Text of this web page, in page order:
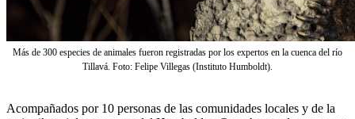
Más de 300 especies de animales fueron registradas por los expertos en la cuenca del río
Tillavá. Foto: Felipe Villegas (Instituto Humboldt).
Acompañados por 10 personas de las comunidades locales y de la